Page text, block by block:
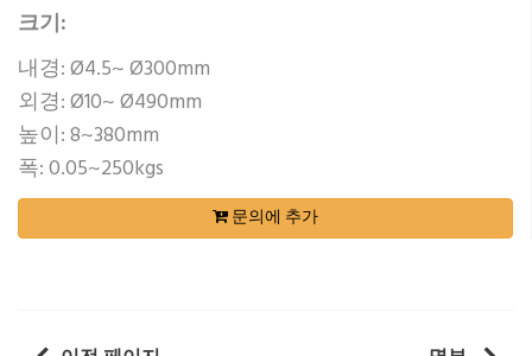
크기:
내경: Ø4.5~ Ø300mm
외경: Ø10~ Ø490mm
높이: 8~380mm
폭: 0.05~250kgs
문의에 추가